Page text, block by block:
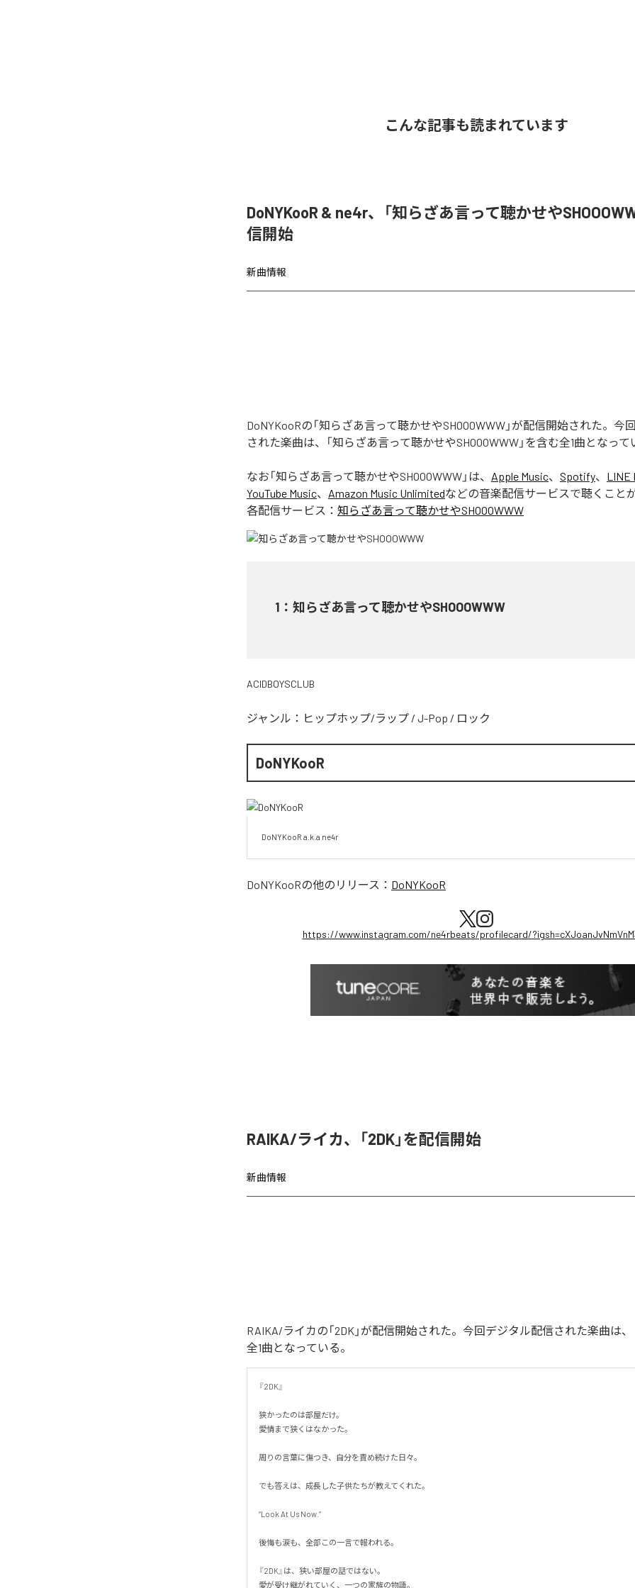
こんな記事も読まれています
DoNYKooR & ne4r、「知らざあ言って聴かせや
信開始
新曲情報
DoNYKooRの「知らざあ言って聴かせやSHOOOWWW」が配信開始された。今
された楽曲は、「知らざあ言って聴かせやSHOOOWWW」を含む全1曲となって
なお「知らざあ言って聴かせやSHOOOWWW 」は、 Apple Music、 Spotify、 LINE
YouTube Music、 Amazon Music Unlimitedなどの音楽配信サービスで聴くこと
各配信サービス： 知らざあ言って聴かせやSHOOOWWW
1 ： 知らざあ言って聴かせやSHOOOWWW
ACIDBOYSCLUB
ジャンル： ヒップホップ/ラップ / J-Pop / ロック
DoNYKooR
DoNYKooR a.k.a ne4r
DoNYKooRの他のリリース： DoNYKooR
https://www.instagram.com/ne4rbeats/profilecard/
RAIKA/ライカ、「2DK」を配信開始
新曲情報
RAIKA/ライカの「2DK」が配信開始された。今回デジタル配信された楽曲は、
全1曲となっている。
『2DK』
狭かったのは部屋だけ。
愛情まで狭くはなかった。
周りの言葉に傷つき、自分を責め続けた日々。
でも答えは、成長した子供たちが教えてくれた。
“Look At Us Now.”
後悔も涙も、全部この一言で報われる。
『2DK』は、狭い部屋の話ではない。
愛が受け継がれていく、一つの家族の物語。